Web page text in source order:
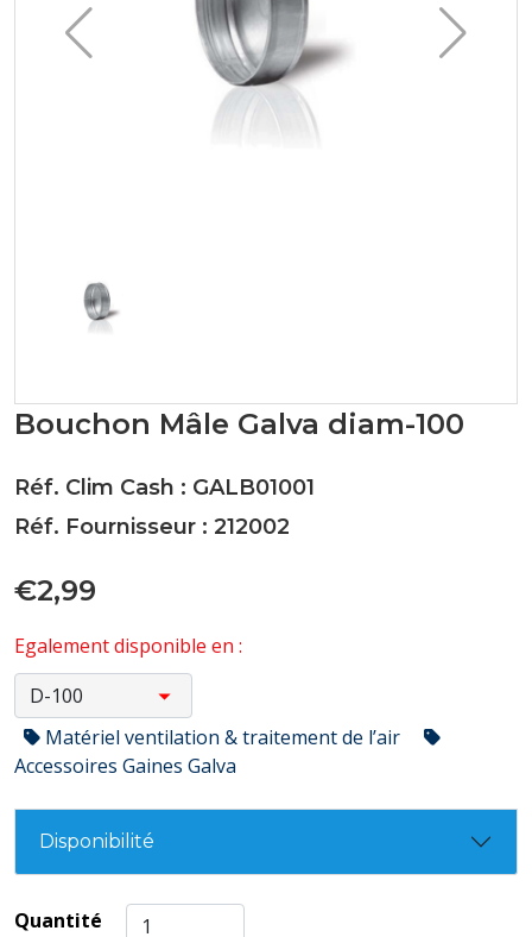
Bouchon Mâle Galva diam-100
Réf. Clim Cash : GALB01001
Réf. Fournisseur : 212002
€2,99
Egalement disponible en :
Matériel ventilation & traitement de l’air
Accessoires Gaines Galva
Disponibilité
Quantité